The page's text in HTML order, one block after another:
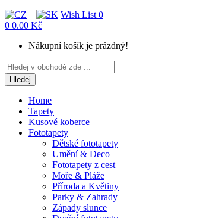
Wish List 0
0 0.00 Kč
Nákupní košík je prázdný!
Hledej
Home
Tapety
Kusové koberce
Fototapety
Dětské fototapety
Umění & Deco
Fototapety z cest
Moře & Pláže
Příroda a Květiny
Parky & Zahrady
Západy slunce